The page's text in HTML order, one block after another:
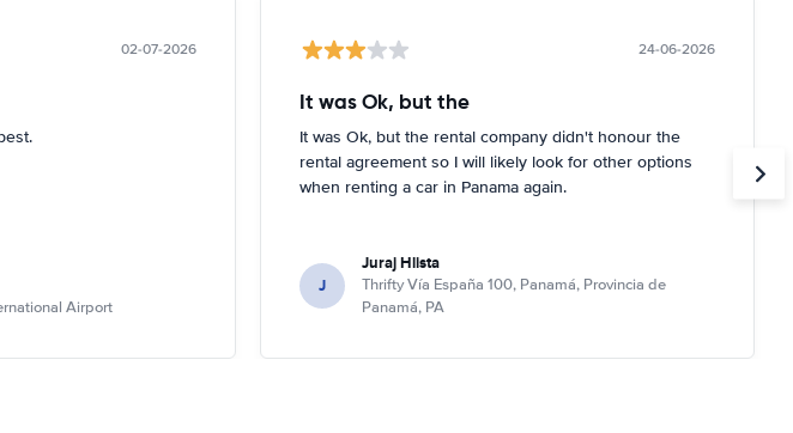
02-07-2026
Airport
24-06-2026
It was Ok, but the
It was Ok, but the rental company didn't honour the
rental agreement so I will likely look for other options
when renting a car in Panama again.
J
Juraj Hlista
Thrifty Vía España 100, Panamá, Provincia de
Panamá, PA